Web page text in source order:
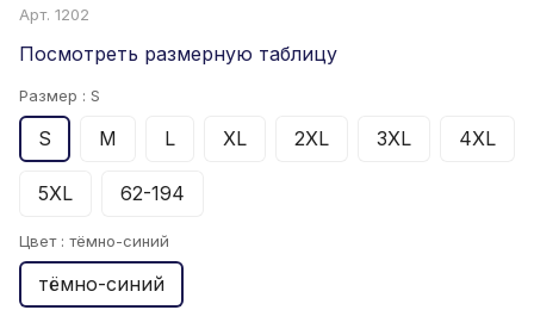
Арт. 1202
Посмотреть размерную таблицу
Размер : S
S M L XL 2XL 3XL 4XL
5XL 62-194
Цвет : тёмно-синий
тёмно-синий